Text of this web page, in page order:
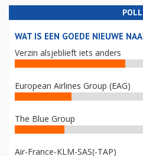
POLL
WAT IS EEN GOEDE NIEUWE
Verzin alsjeblieft iets anders
European Airlines Group (EAG)
The Blue Group
Air-France-KLM-SAS(-TAP)